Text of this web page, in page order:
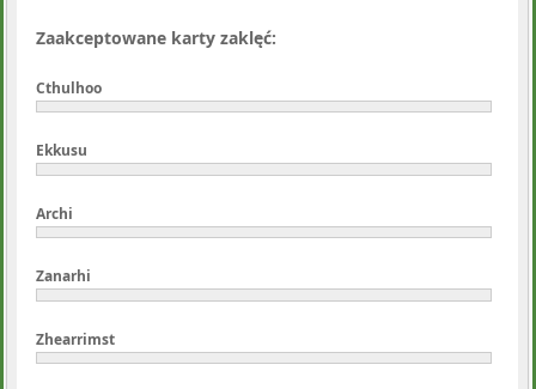
Zaakceptowane karty zaklęć:
Cthulhoo
Ekkusu
Archi
Zanarhi
Zhearrimst